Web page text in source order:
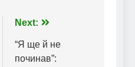
Next:
“Я ще й не
починав”: